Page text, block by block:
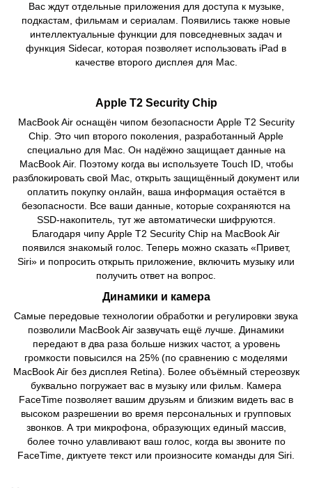
Вас ждут отдельные приложения для доступа к музыке,
подкастам, фильмам и сериалам. Появились также новые
интеллектуальные функции для повседневных задач и
функция Sidecar, которая позволяет использовать iPad в
качестве второго дисплея для Mac.
Apple T2 Security Chip
MacBook Air оснащён чипом безопасности Apple T2 Security
Chip. Это чип второго поколения, разработанный Apple
специально для Mac. Он надёжно защищает данные на
MacBook Air. Поэтому когда вы используете Touch ID, чтобы
разблокировать свой Mac, открыть защищённый документ или
оплатить покупку онлайн, ваша информация остаётся в
безопасности. Все ваши данные, которые сохраняются на
SSD‑накопитель, тут же автоматически шифруются.
Благодаря чипу Apple T2 Security Chip на MacBook Air
появился знакомый голос. Теперь можно сказать «Привет,
Siri» и попросить открыть приложение, включить музыку или
получить ответ на вопрос.
Динамики и камера
Самые передовые технологии обработки и регулировки звука
позволили MacBook Air зазвучать ещё лучше. Динамики
передают в два раза больше низких частот, а уровень
громкости повысился на 25% (по сравнению с моделями
MacBook Air без дисплея Retina). Более объёмный стереозвук
буквально погружает вас в музыку или фильм. Камера
FaceTime позволяет вашим друзьям и близким видеть вас в
высоком разрешении во время персональных и групповых
звонков. А три микрофона, образующих единый массив,
более точно улавливают ваш голос, когда вы звоните по
FaceTime, диктуете текст или произносите команды для Siri.